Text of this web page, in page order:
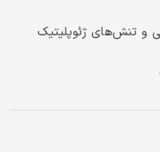
و تنش‏‌های ژئوپلیتیک